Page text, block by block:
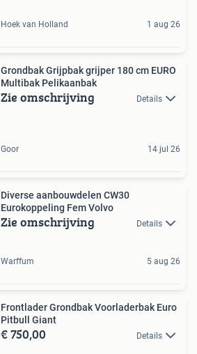
Hoek van Holland 1 aug 26
Grondbak Grijpbak grijper 180 cm EURO
Multibak Pelikaanbak
Zie omschrijving Details
Goor 14 jul 26
Diverse aanbouwdelen CW30
Eurokoppeling Fem Volvo
Zie omschrijving Details
Warffum 5 aug 26
Frontlader Grondbak Voorladerbak Euro
Pitbull Giant
€ 750,00 Details